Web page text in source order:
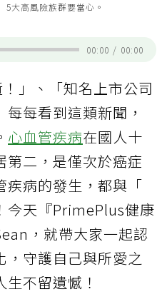
5大高風險族群要當心。
00:00 / 00:00
！」、「知名上市公司
每看到這類新聞，
心血管疾病在國人十
第二，是僅次於癌症
疾病的發生，都與「
今天『PrimePlus健康
，就帶大家一起認
，守護自己與所愛之
不留遺憾！